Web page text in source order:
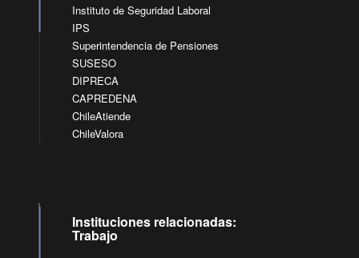
Instituto de Seguridad Laboral
IPS
Superintendencia de Pensiones
SUSESO
DIPRECA
CAPREDENA
ChileAtiende
ChileValora
Instituciones relacionadas:
Trabajo